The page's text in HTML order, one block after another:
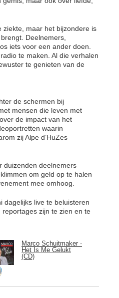
ziekte, maar het bijzondere is
Deelnemers,
iets voor een ander doen.
te maken. Al die verhalen
te genieten van de
de schermen bij
mensen die leven met
de impact van het
waarin
zij Alpe d’HuZes
duizenden deelnemers
om geld op te halen
mee omhoog.
dagelijks live te beluisteren
zijn te zien en te
Marco Schuitmaker -
Het Is Me Gelukt
(CD)